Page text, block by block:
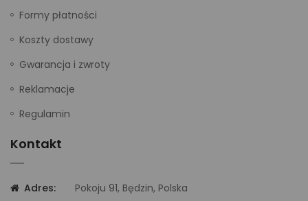
Formy płatności
Koszty dostawy
Gwarancja i zwroty
Reklamacje
Regulamin
Kontakt
Adres: Pokoju 91, Będzin, Polska